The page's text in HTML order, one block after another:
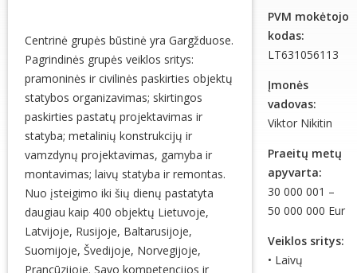
Centrinė grupės būstinė yra Gargžduose.
Pagrindinės grupės veiklos sritys:
pramoninės ir civilinės paskirties objektų
statybos organizavimas; skirtingos
paskirties pastatų projektavimas ir
statyba; metalinių konstrukcijų ir
vamzdynų projektavimas, gamyba ir
montavimas; laivų statyba ir remontas.
Nuo įsteigimo iki šių dienų pastatyta
daugiau kaip 400 objektų Lietuvoje,
Latvijoje, Rusijoje, Baltarusijoje,
Suomijoje, Švedijoje, Norvegijoje,
Prancūzijoje. Savo kompetencijos ir
PVM mokėtojo
kodas:
LT631056113
Įmonės
vadovas:
Viktor Nikitin
Praeitų metų
apyvarta:
30 000 001 –
50 000 000 Eur
Veiklos sritys:
• Laivų